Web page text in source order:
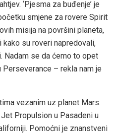
‘Pjesma za buđenje’ je
smjene za rovere Spirit
misija na površini planeta,
su roveri napredovali,
Nadam se da ćemo to opet
– rekla nam je
vezanim uz planet Mars.
Propulsion u Pasadeni u
Pomoćni je znanstveni